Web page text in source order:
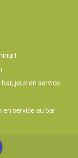
jeux en service
en service au bar